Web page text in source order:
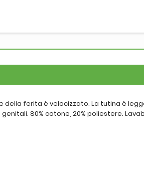
della ferita è velocizzato. La tutina è
80% cotone, 20% poliestere.